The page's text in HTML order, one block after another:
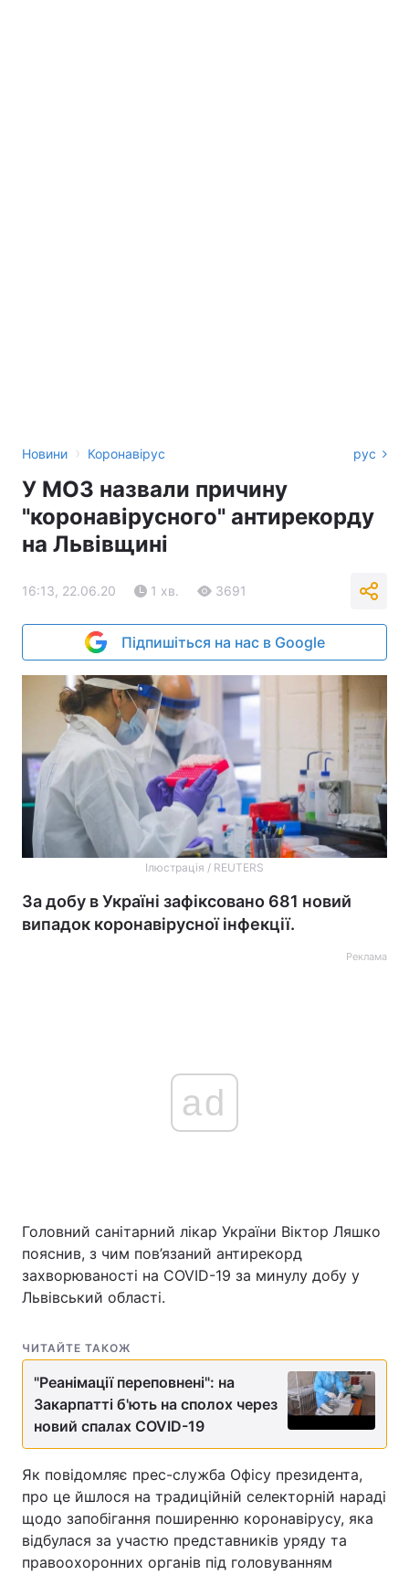
Новини › Коронавірус рус
У МОЗ назвали причину
"коронавірусного" антирекорду
на Львівщині
16:13, 22.06.20 1 хв. 3691
Підпишіться на нас в Google
Ілюстрація / REUTERS
За добу в Україні зафіксовано 681 новий
випадок коронавірусної інфекції.
Реклама
ad
Головний санітарний лікар України Віктор Ляшко
пояснив, з чим пов’язаний антирекорд
захворюваності на COVID-19 за минулу добу у
Львівський області.
ЧИТАЙТЕ ТАКОЖ
"Реанімації переповнені": на
Закарпатті б'ють на сполох через
новий спалах COVID-19
Як повідомляє прес-служба Офісу президента,
про це йшлося на традиційній селекторній нараді
щодо запобігання поширенню коронавірусу, яка
відбулася за участю представників уряду та
правоохоронних органів під головуванням